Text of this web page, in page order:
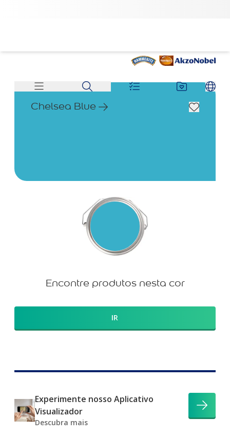
Chelsea Blue
Encontre produtos nesta cor
IR
Experimente nosso Aplicativo
Visualizador
Descubra mais